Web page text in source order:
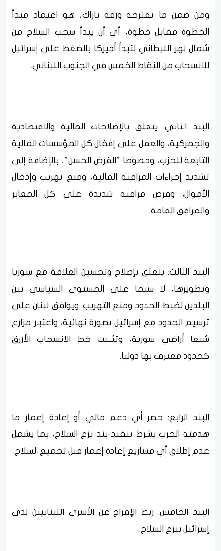
ومن ضمن ما تقترحه ورقة باراك، هو اعتماد مبدأ
الخطوة مقابل خطوة، أي أن يبدأ سحب السلاح من
شمال نهر الليطاني لتبدأ أميركا بالضغط على إسرائيل
للانسحاب من النقاط الخمس في الجنوب اللبناني.
البند الثاني: يتعلق بالإصلاحات المالية والاقتصادية
والجمركية، والعمل على إقفال كل المؤسسات المالية
التابعة للحزب، وخصوصا "القرض الحسن"، بالإضافة إلى
تشديد إجراءات المراقبة المالية، ومنع تهريب وإدخال
الأموال، وفرض مراقبة شديدة على كل المعابر
والمرافق العامة.
البند الثالث: يتعلق بإصلاح وتحسين العلاقة مع سوريا
وتطويرها، لا سيما على المستوى السياسي بين
البلدين لضبط الحدود ومنع التهريب. ويوافق لبنان على
ترسيم الحدود مع إسرائيل بصورة نهائية، واعتبار مزارع
شبعا أراضي سورية، وتثبيت خط الانسحاب الأزرق
كحدود معترف بها دوليا.
البند الرابع: حصر أي دعم مالي أو إعادة إعمار ما
هدمته الحرب بشرط تنفيذ بند نزع السلاح، بما يشمل
عدم إطلاق أي مشاريع إعادة إعمار قبل تجميع السلاح.
البند الخامس: ربط الإفراج عن الأسرى اللبنانيين لدى
إسرائيل بنزع السلاح.